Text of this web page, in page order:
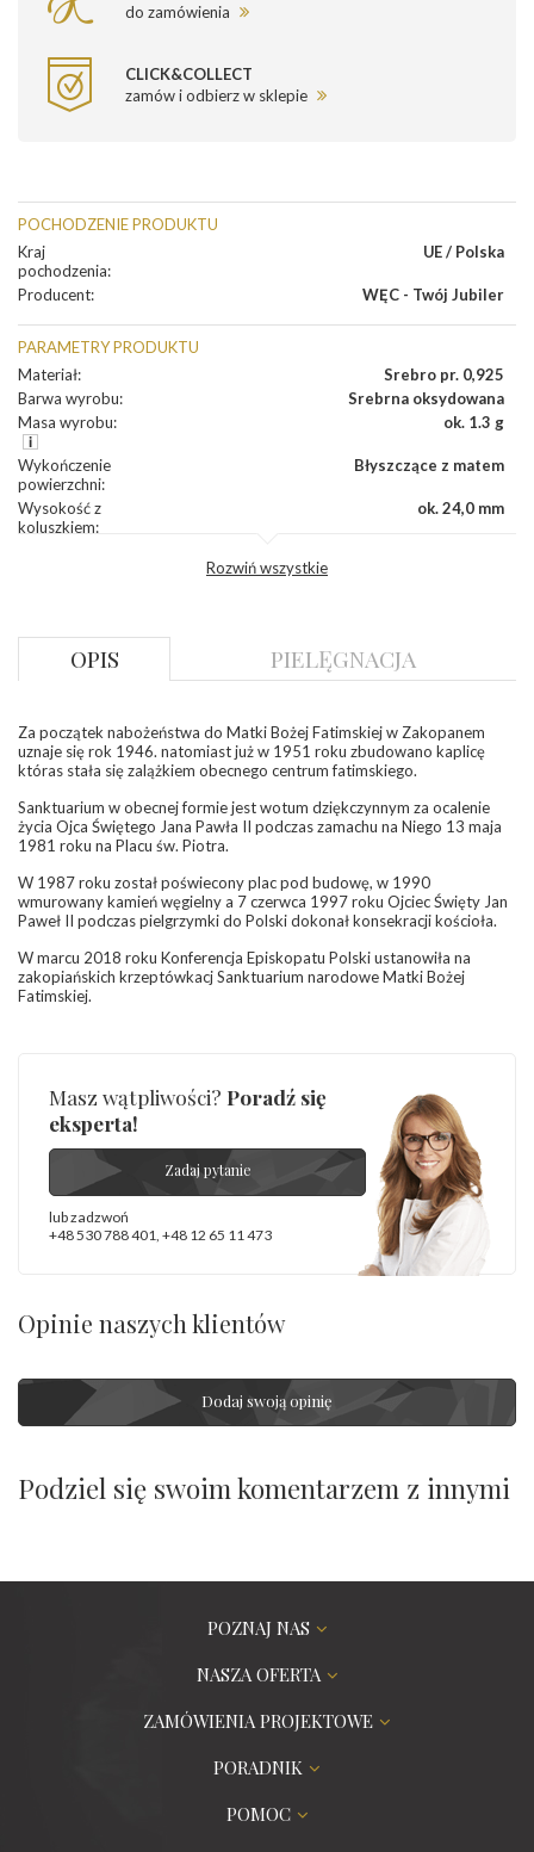
do zamówienia
CLICK&COLLECT
zamów i odbierz w sklepie
POCHODZENIE PRODUKTU
Kraj
pochodzenia:
UE / Polska
Producent: WĘC - Twój Jubiler
PARAMETRY PRODUKTU
Materiał:
Srebro pr. 0,925
Barwa wyrobu:
Srebrna oksydowana
Masa wyrobu: ok. 1.3 g
Wykończenie
powierzchni:
Błyszczące z matem
Wysokość z
koluszkiem:
ok. 24,0 mm
Bezpieczeństwo
- rodzaj
Nie nadaje się dla dzieci w wieku poniżej 3 lat
Elementy w wyrobie wykonane z białego złota
Rozwiń wszystkie
OPIS PIELĘGNACJA
Za początek nabożeństwa do Matki Bożej Fatimskiej w Zakopanem
uznaje się rok 1946. natomiast już w 1951 roku zbudowano kaplicę
któras stała się zalążkiem obecnego centrum fatimskiego.
Sanktuarium w obecnej formie jest wotum dziękczynnym za ocalenie
życia Ojca Świętego Jana Pawła II podczas zamachu na Niego 13 maja
1981 roku na Placu św. Piotra.
W 1987 roku został poświecony plac pod budowę, w 1990
wmurowany kamień węgielny a 7 czerwca 1997 roku Ojciec Święty Jan
Paweł II podczas pielgrzymki do Polski dokonał konsekracji kościoła.
W marcu 2018 roku Konferencja Episkopatu Polski ustanowiła na
zakopiańskich krzeptówkacj Sanktuarium narodowe Matki Bożej
Fatimskiej.
Masz wątpliwości? Poradź się
eksperta!
Zadaj pytanie
lub zadzwoń
+48 530 788 401 +48 12 65 11 473
Opinie naszych klientów
Dodaj swoją opinię
Podziel się swoim komentarzem z innymi
POZNAJ NAS
NASZA OFERTA
ZAMÓWIENIA PROJEKTOWE
PORADNIK
POMOC